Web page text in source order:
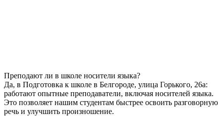
Преподают ли в школе носители языка?
Да, в Подготовка к школе в Белгороде, улица Горького, 26а:
работают опытные преподаватели, включая носителей языка.
Это позволяет нашим студентам быстрее освоить разговорную
речь и улучшить произношение.